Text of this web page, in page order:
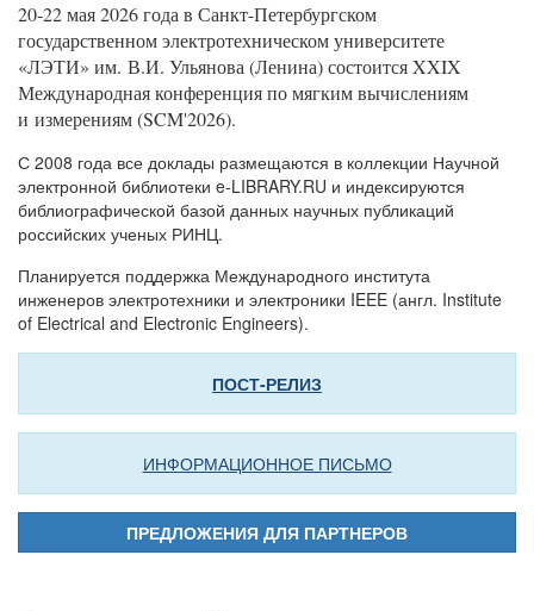
20-22 мая 2026 года в Санкт-Петербургском
государственном электротехническом университете
«ЛЭТИ» им. В.И. Ульянова (Ленина) состоится XXIX
Международная конференция по мягким вычислениям
и измерениям (SCM'2026).
С 2008 года все доклады размещаются в коллекции Научной
электронной библиотеки e-LIBRARY.RU и индексируются
библиографической базой данных научных публикаций
российских ученых РИНЦ.
Планируется поддержка Международного института
инженеров электротехники и электроники IEEE (англ. Institute
of Electrical and Electronic Engineers).
ПОСТ-РЕЛИЗ
ИНФОРМАЦИОННОЕ ПИСЬМО
ПРЕДЛОЖЕНИЯ ДЛЯ ПАРТНЕРОВ